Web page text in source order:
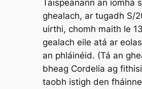
Taispeánann an íomhá
ghealach, ar tugadh S/
uirthi, chomh maith le
gealach eile atá ar
an phláinéid. (Tá an
bheag Cordelia ag
taobh istigh den